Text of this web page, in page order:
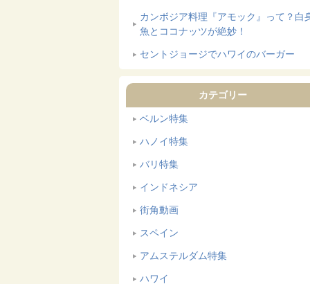
カンボジア料理『アモック』って？白
魚とココナッツが絶妙！
セントジョージでハワイのバーガー
カテゴリー
ベルン特集
ハノイ特集
バリ特集
インドネシア
街角動画
スペイン
アムステルダム特集
ハワイ